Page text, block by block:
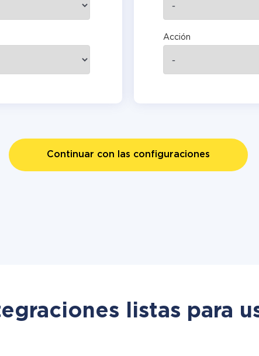
Acción
Continuar con las configuraciones
listas para